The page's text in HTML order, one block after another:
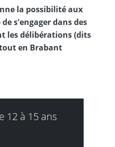
la possibilité aux
s'engager dans des
les délibérations (dits
en Brabant
12 à 15 ans